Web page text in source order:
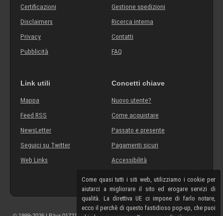
Come quasi tutti i siti web, utilizziamo i cookie per
aiutarci a migliorare il sito ed erogare servizi di
qualità. La direttiva UE ci impone di farlo notare,
ecco il perchè di questo fastidioso pop-up, che puoi
Certificazioni
Disclaimers
Privacy
Pubblicità
Gestione spedizioni
Ricerca interna
Contatti
FAQ
Link utili
Mappa
Feed RSS
NewsLetter
Seguici su Twitter
Web Links
Concetti chiave
Nuovo utente?
Come acquistare
Passato e presente
Pagamenti sicuri
Accessibilità